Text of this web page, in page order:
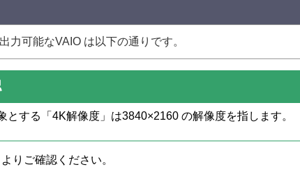
力可能なVAIO は以下の通りです。
とする「4K解像度」は3840×2160 の解像度を指します。
りご確認ください。